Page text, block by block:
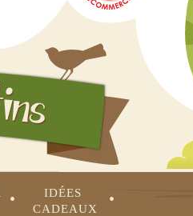
•
IDÉES
CADEAUX
•